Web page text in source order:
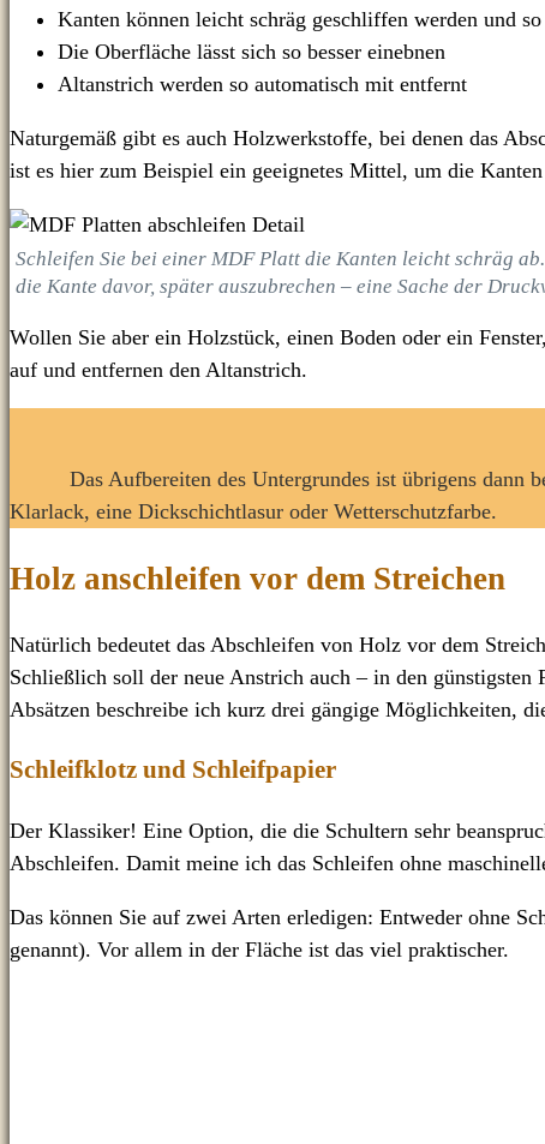
Kanten können leicht schräg geschliffen werden und
Die Oberfläche lässt sich so besser einebnen
Altanstrich werden so automatisch mit entfernt
Naturgemäß gibt es auch Holzwerkstoffe, bei denen das
ist es hier zum Beispiel ein geeignetes Mittel, um die
Schleifen Sie bei einer MDF Platt die Kanten leicht schräg
die Kante davor, später auszubrechen – eine Sache der
Wollen Sie aber ein Holzstück, einen Boden oder ein
auf und entfernen den Altanstrich.
Das Aufbereiten des Untergrundes ist übrigens dann
Klarlack, eine Dickschichtlasur oder Wetterschutzfarbe.
Holz anschleifen vor dem Streichen
Natürlich bedeutet das Abschleifen von Holz vor dem
Schließlich soll der neue Anstrich auch – in den
Absätzen beschreibe ich kurz drei gängige Möglichkeiten,
Schleifklotz und Schleifpapier
Der Klassiker! Eine Option, die die Schultern sehr
Abschleifen. Damit meine ich das Schleifen ohne
Das können Sie auf zwei Arten erledigen: Entweder ohne
genannt). Vor allem in der Fläche ist das viel praktischer.